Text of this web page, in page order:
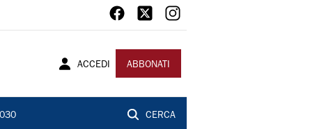
ACCEDI ABBONATI
CERCA